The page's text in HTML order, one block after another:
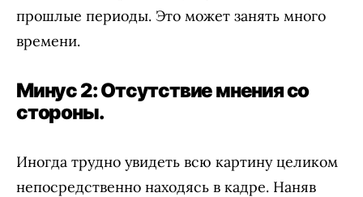
прошлые периоды. Это может занять много
времени.
Минус 2: Отсутствие мнения со
стороны.
Иногда трудно увидеть всю картину целиком
непосредственно находясь в кадре. Наняв